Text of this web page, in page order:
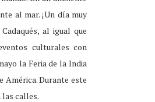
al mar. ¡Un día muy
Cadaqués, al igual que
culturales con
la Feria de la India
América. Durante este
calles.